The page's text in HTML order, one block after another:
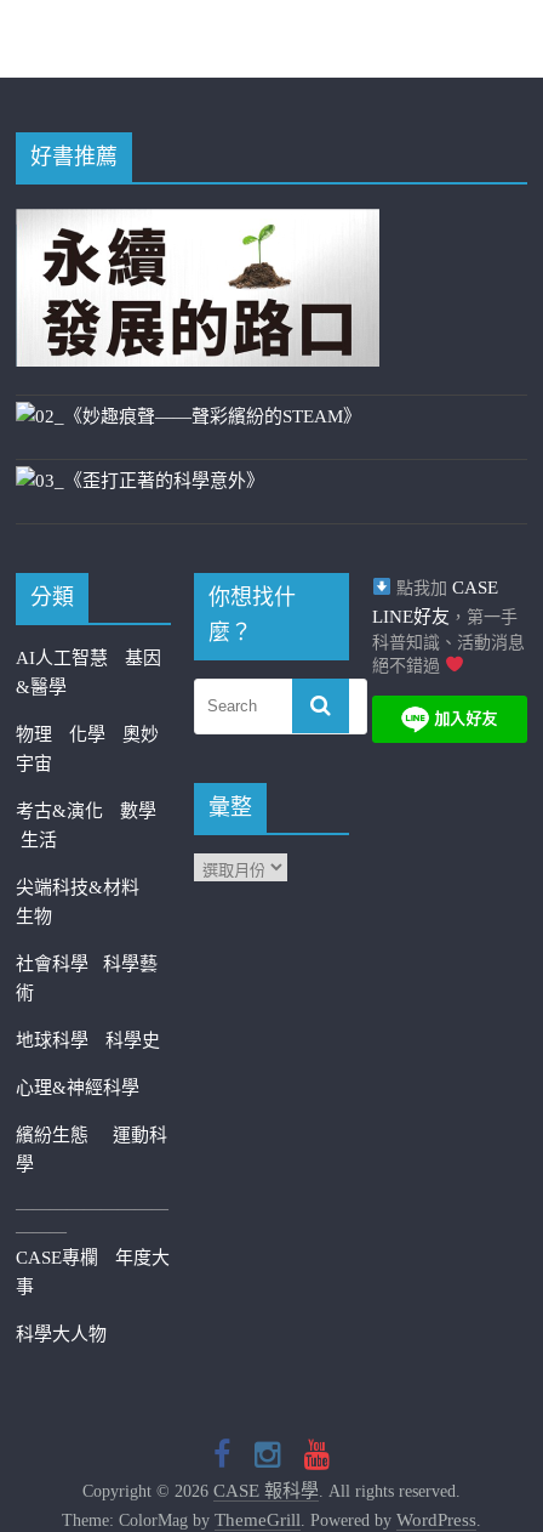
好書推薦
分類
AI人工智慧
基因
&醫學
物理 化學
奧妙
宇宙
考古&演化
數學
生活
尖端科技&材料
生物
社會科學科學藝
術
地球科學 科學史
心理&神經科學
繽紛生態運動科
學
—————————
———
CASE專欄
年度大
事
科學大人物
你想找什
麼？
彙整
點我加 CASE
LINE好友 ，第一手
科普知識、活動消息
絕不錯過
Copyright © 2026 CASE 報科學. All rights reserved.
Theme: ColorMag by ThemeGrill . Powered by WordPress.